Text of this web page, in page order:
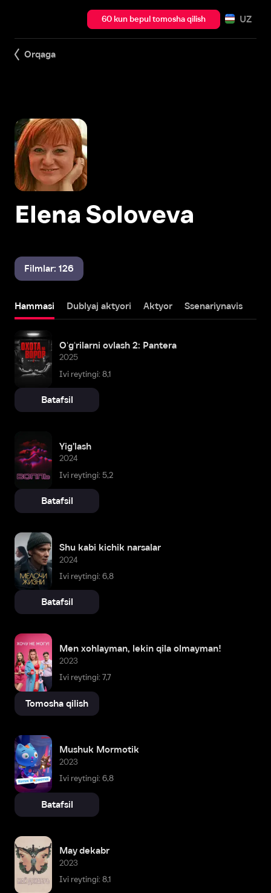
60 kun bepul tomosha qilish UZ
Orqaga
Elena Soloveva
Filmlar: 126
Hammasi Dublyaj aktyori Aktyor Ssenariynavis
Oʻgʻrilarni ovlash 2: Pantera
2025
Ivi reytingi: 8,1
Batafsil
Yig'lash
2024
Ivi reytingi: 5,2
Batafsil
Shu kabi kichik narsalar
2024
Ivi reytingi: 6,8
Batafsil
Men xohlayman, lekin qila olmayman!
2023
Ivi reytingi: 7,7
Tomosha qilish
Mushuk Mormotik
2023
Ivi reytingi: 6,8
Batafsil
May dekabr
2023
Ivi reytingi: 8,1